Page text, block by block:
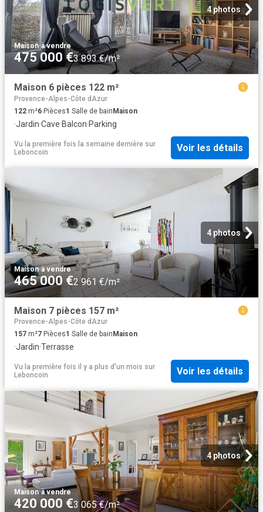
4 photos
Maison·à vendre
475 000 €3 893 €/m²
Maison 6 pièces 122 m²
Provence-Alpes-Côte dAzur
122 m²6 Pièces1 Salle de bainMaison
·Jardin·Cave·Balcon·Parking
Vu la première fois la semaine dernière sur
Leboncoin
Voir les détails
4 photos
Maison·à vendre
465 000 €2 961 €/m²
Maison 7 pièces 157 m²
Provence-Alpes-Côte dAzur
157 m²7 Pièces1 Salle de bain Maison
·Jardin·Terrasse
Vu la première fois il y a plus d'un mois sur
Leboncoin
Voir les détails
4 photos
Maison·à vendre
420 000 €3 065 €/m²